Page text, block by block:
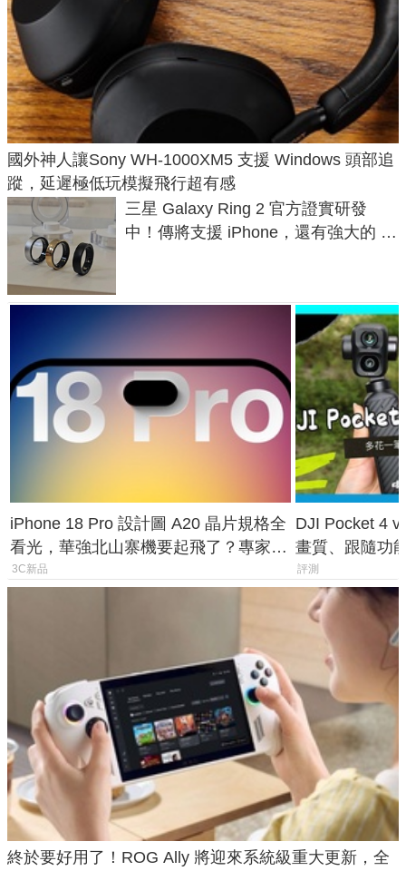
國外神人讓Sony WH-1000XM5 支援 Windows 頭部追
蹤，延遲極低玩模擬飛行超有感
三星 Galaxy Ring 2 官方證實研發
中！傳將支援 iPhone，還有強大的 AI
iPhone 18 Pro 設計圖 A20 晶片規格全
看光，華強北山寨機要起飛了？專家曝
山寨機無法復刻兩大關鍵
3C新品
DJI Pocket 4
畫質、跟隨功
一次看懂兩台
評測
終於要好用了！ROG Ally 將迎來系統級重大更新，全